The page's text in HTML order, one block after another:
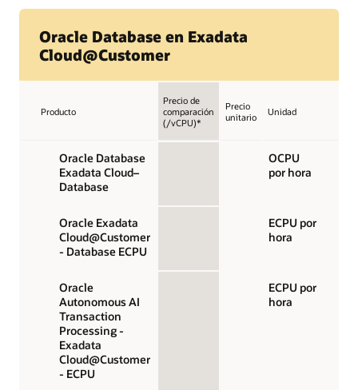
Oracle Database en Exadata
Cloud@Customer
Producto
Precio de
comparación
(/vCPU)*
Precio
unitario
Unidad
Oracle Database
Exadata Cloud–
Database
OCPU
por hora
Oracle Exadata
Cloud@Customer
- Database ECPU
ECPU por
hora
Oracle
Autonomous AI
Transaction
Processing -
Exadata
Cloud@Customer
- ECPU
ECPU por
hora